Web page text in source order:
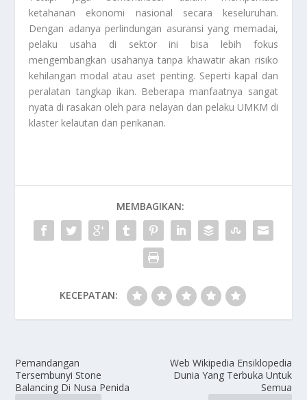
ketahanan ekonomi nasional secara keseluruhan.
Dengan adanya perlindungan asuransi yang memadai,
pelaku usaha di sektor ini bisa lebih fokus
mengembangkan usahanya tanpa khawatir akan risiko
kehilangan modal atau aset penting. Seperti kapal dan
peralatan tangkap ikan. Beberapa manfaatnya sangat
nyata di rasakan oleh para nelayan dan pelaku UMKM di
klaster kelautan dan perikanan.
MEMBAGIKAN:
KECEPATAN:
Pemandangan
Tersembunyi Stone
Balancing Di Nusa Penida
Web Wikipedia Ensiklopedia
Dunia Yang Terbuka Untuk
Semua